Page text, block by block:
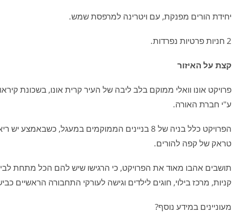
יחידת הורים מפנקת, עם ויטרינה למרפסת שמש.
2 חניות פרטיות נפרדות.
קצת על האיזור
פרויקט אונו וואלי ממוקם בלב ליבה של העיר קרית אונו, בשכונת
ע"י חברת האורה.
הפרויקט כלל בניה של 8 בניינים הממוקמים במעגל,
טראק של קפה להורים.
תושבים אהבו מאוד את הפרויקט, כי הרגישו שיש להם הכל מתחת
קניות, מרכז בילוי, חוגים לילדים וגישה לעורקי התחבורה הראשיים כביש 471, 6, 4 וכביש
מעוניינים במידע נוסף?